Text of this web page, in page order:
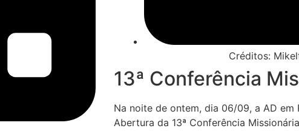
Créditos:
13ª Conferência
Na noite de ontem, dia 06/09, a AD em
Abertura da 13ª Conferência